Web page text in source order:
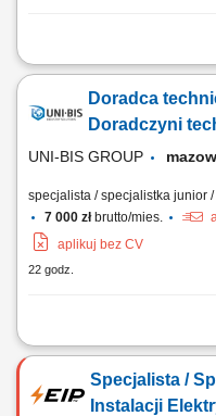
Opis stanowiska: aktywne
doboru rozwiązań
prezentowanie oferty
Doradca
Doradczyni
UNI-BIS GROUP
specjalista / specjalistka junior /
7 000 złbrutto/mies.
aplikuj bez CV
22 godz.
Opis stanowiska: aktywne
doboru rozwiązań
prezentowanie oferty
Specjalista /
Instalacji